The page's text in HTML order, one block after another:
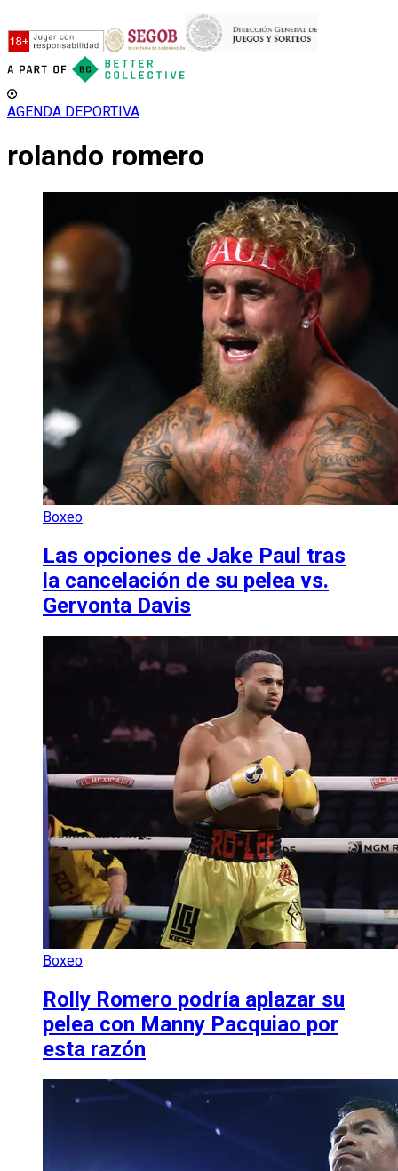
AGENDA DEPORTIVA
rolando romero
Boxeo
Las opciones de Jake Paul tras
la cancelación de su pelea vs.
Gervonta Davis
Boxeo
Rolly Romero podría aplazar su
pelea con Manny Pacquiao por
esta razón